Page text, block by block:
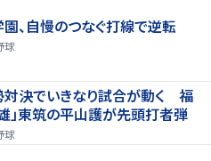
園、自慢のつなぐ打線で逆転
球
対決でいきなり試合が動く 福
」東筑の平山護が先頭打者弾
球